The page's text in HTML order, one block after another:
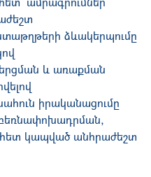
ձևակերպումը
և առաքման
իրականացումը
կապված անհրաժեշտ